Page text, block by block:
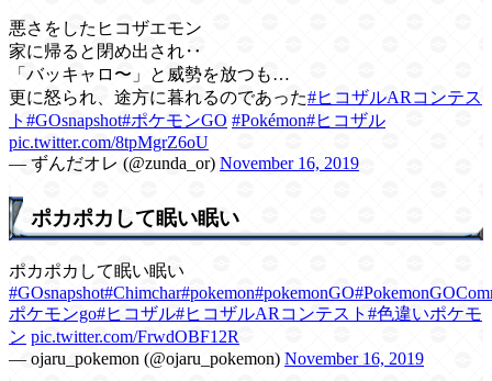
悪さをしたヒコザエモン
家に帰ると閉め出され‥
「バッキャロ〜」と威勢を放つも…
更に怒られ、途方に暮れるのであった#ヒコザルARコンテス
ト #GOsnapshot#ポケモンGO #Pokémon#ヒコザル
pic.twitter.com/8tpMgrZ6oU
— ずんだオレ (@zunda_or) November 16, 2019
ポカポカして眠い眠い
ポカポカして眠い眠い
#GOsnapshot#Chimchar#pokemon#pokemonGO
ポケモンgo#ヒコザル#ヒコザルARコンテスト #色違いポケモ
ン pic.twitter.com/FrwdOBF12R
— ojaru_pokemon (@ojaru_pokemon) November 16, 2019